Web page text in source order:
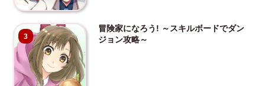
3
冒険家になろう! ～スキルボードでダン
ジョン攻略～